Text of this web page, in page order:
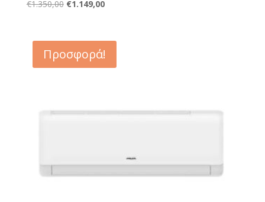
€1.350,00 Original
€1.350,00.
€1.149,00Η
είναι:
€1.149,00.
Προσφορά!